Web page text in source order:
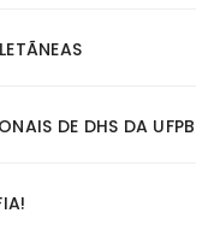
DE DHS DA UFPB